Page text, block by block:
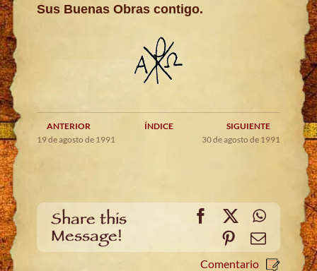
Sus Buenas Obras contigo.
ANTERIOR ÍNDICE
SIGUIENTE
19 de agosto de 1991
30 de agosto de 1991
Share this
Message!
Facebook
X
PinterestEmail
Comentario